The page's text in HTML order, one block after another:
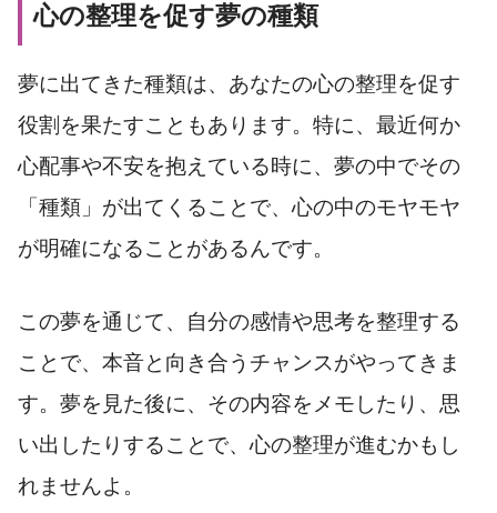
心の整理を促す夢の種類
夢に出てきた種類は、あなたの心の整理を促す
役割を果たすこともあります。特に、最近何か
心配事や不安を抱えている時に、夢の中でその
「種類」が出てくることで、心の中のモヤモヤ
が明確になることがあるんです。
この夢を通じて、自分の感情や思考を整理する
ことで、本音と向き合うチャンスがやってきま
す。夢を見た後に、その内容をメモしたり、思
い出したりすることで、心の整理が進むかもし
れませんよ。